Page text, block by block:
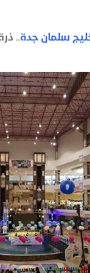
سلمان جدة..